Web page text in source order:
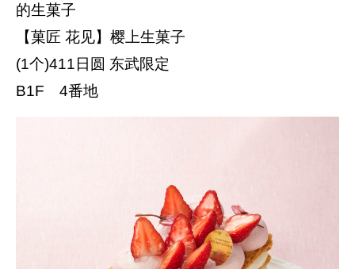
的生菓子
【菓匠 花见】樱上生菓子
(1个)411日圆 东武限定
B1F 4番地